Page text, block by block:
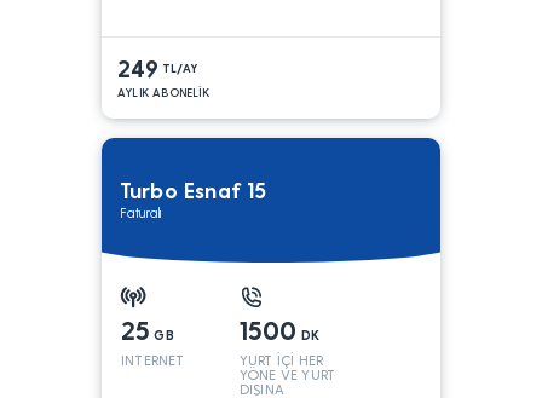
249 TL/AY
AYLIK ABONELİK
Turbo Esnaf 15
Faturalı
25 GB
INTERNET
1500 DK
YURT İÇİ HER
YÖNE VE YURT
DIŞINA